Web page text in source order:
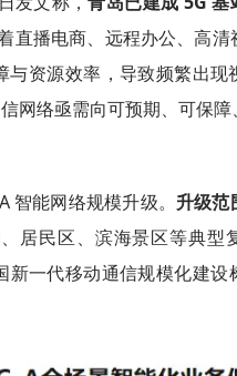
直播电商、远程办公、高清
资源效率，导致频繁出现
网络亟需向可预期、可保
能网络规模升级。 升级范
居民区、滨海景区等典型
一代移动通信规模化建设